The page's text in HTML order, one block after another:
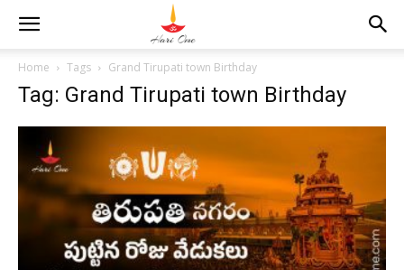
Home Tags Grand Tirupati town Birthday
Tag: Grand Tirupati town Birthday